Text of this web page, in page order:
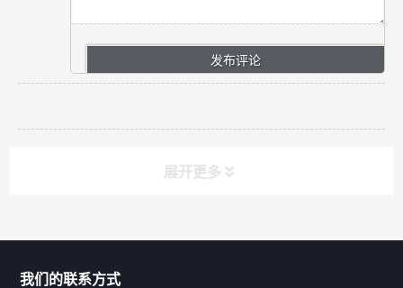
展开更多
我们的联系方式